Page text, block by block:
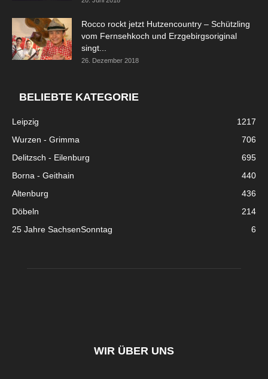
Rocco rockt jetzt Hutzencountry – Schützling
vom Fernsehkoch und Erzgebirgsoriginal
singt...
26. Dezember 2018
BELIEBTE KATEGORIE
Leipzig
1217
Wurzen - Grimma
706
Delitzsch - Eilenburg
695
Borna - Geithain
440
Altenburg
436
Döbeln
214
25 Jahre SachsenSonntag
6
WIR ÜBER UNS